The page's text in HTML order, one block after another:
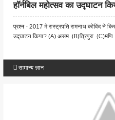
हॉर्नबिल महोत्सव का उद्घाटन
प्रश्न - 2017 में रास्ट्रपति रामनाथ कोविंद ने
उद्घाटन किया? (A) असम (B)त्रिपुरा
सामान्य ज्ञान